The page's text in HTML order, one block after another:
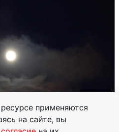
применяются
на сайте, вы
после сигнала